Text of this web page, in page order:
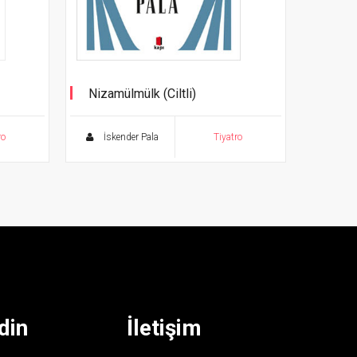
Nizamülmülk (Ciltli)
İskender Pala Tiyatro
İletişim